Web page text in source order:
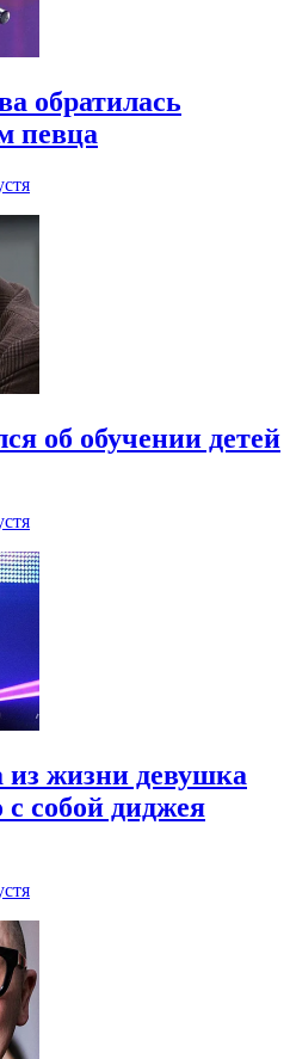
обратилась
певца
об обучении детей
из жизни девушка
собой диджея